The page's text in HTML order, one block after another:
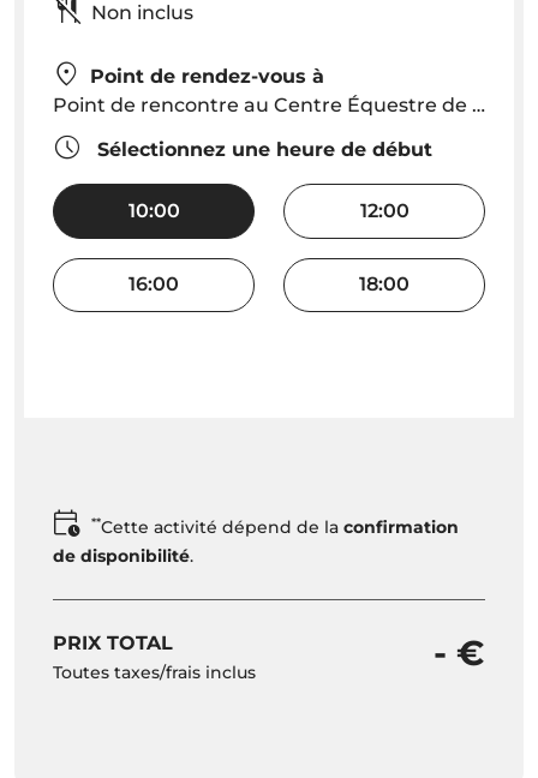
Non inclus
Point de rendez-vous à
Point de rencontre au Centre Équestre de Porto Santo
Sélectionnez une heure de début
10:00 12:00
16:00 18:00
**Cette activité dépend de la confirmation
de disponibilité.
PRIX TOTAL
Toutes taxes/frais inclus - €